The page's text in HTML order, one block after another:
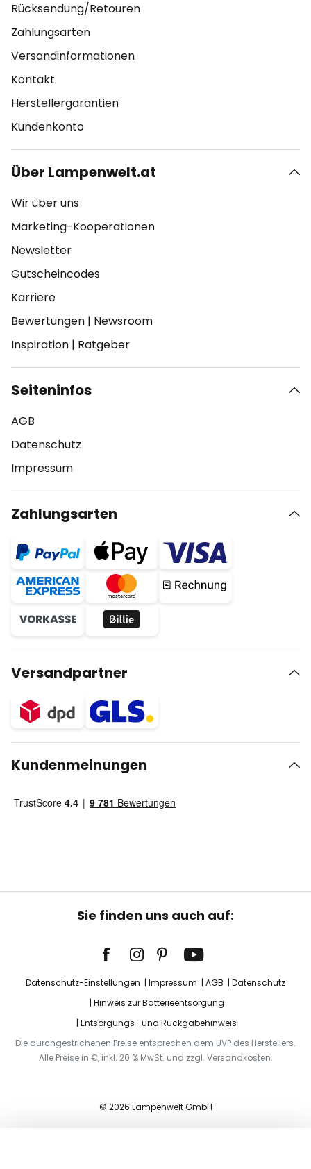
Rücksendung/Retouren
Zahlungsarten
Versandinformationen
Kontakt
Herstellergarantien
Kundenkonto
Über Lampenwelt.at
Wir über uns
Marketing-Kooperationen
Newsletter
Gutscheincodes
Karriere
Bewertungen | Newsroom
Inspiration | Ratgeber
Seiteninfos
AGB
Datenschutz
Impressum
Zahlungsarten
Versandpartner
Kundenmeinungen
Sie finden uns auch auf:
Datenschutz-Einstellungen Impressum AGB
Datenschutz
Hinweis zur Batterieentsorgung
Entsorgungs- und Rückgabehinweis
Die durchgestrichenen Preise entsprechen dem UVP des Herstellers.
Alle Preise in €, inkl. 20 % MwSt. und zzgl. Versandkosten.
© 2026 Lampenwelt GmbH